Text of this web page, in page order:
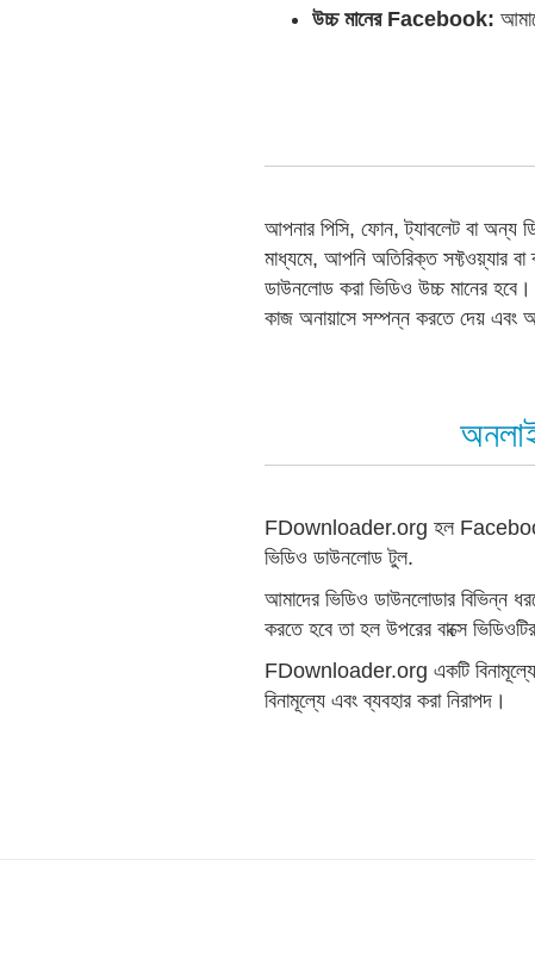
উচ্চ মানের Facebook:
আপনার পিসি, ফোন, ট্যাবলেট বা
মাধ্যমে, আপনি অতিরিক্ত সফ্টওয়্যার
ডাউনলোড করা ভিডিও উচ্চ মানের
কাজ অনায়াসে সম্পন্ন করতে দেয়
FDownloader.org হল Facebook
ভিডিও ডাউনলোড টুল.
আমাদের ভিডিও ডাউনলোডার বিভিন্ন
করতে হবে তা হল উপরের বাক্সে
FDownloader.org একটি বিনামূল্যের
বিনামূল্যে এবং ব্যবহার করা নিরাপদ।